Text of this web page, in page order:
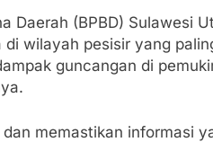
Daerah (BPBD) Sulawesi
wilayah pesisir yang
guncangan di
memastikan informasi